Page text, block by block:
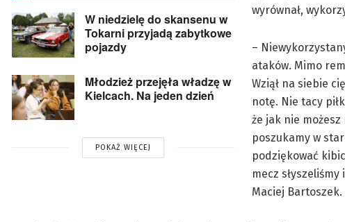
W niedzielę do skansenu w
Tokarni przyjadą zabytkowe
pojazdy
Młodzież przejęła władzę w
Kielcach. Na jeden dzień
POKAŻ WIĘCEJ
wyrównał,
–
ataków. Mimo
Wziął na siebie
notę. Nie tacy
że jak nie
poszukamy w
podziękować
mecz
Maciej Bartoszek.